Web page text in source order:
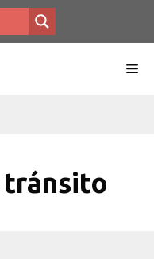
tránsito